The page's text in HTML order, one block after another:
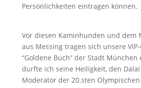
Persönlichkeiten eintragen können.
Vor diesen Kaminhunden und dem
aus Messing tragen sich unsere
“Goldene Buch” der Stadt München
durfte ich seine Heiligkeit, den Dalai
Moderator der 20.sten